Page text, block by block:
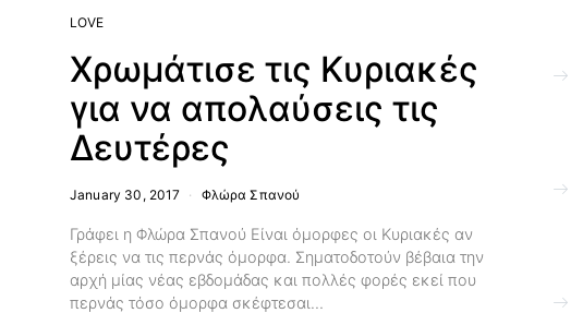
LOVE
Χρωμάτισε τις Κυριακές
για να απολαύσεις τις
Δευτέρες
January 30, 2017 Φλώρα Σπανού
Γράφει η Φλώρα Σπανού Είναι όμορφες οι Κυριακές αν
ξέρεις να τις περνάς όμορφα. Σηματοδοτούν βέβαια την
αρχή μίας νέας εβδομάδας και πολλές φορές εκεί που
περνάς τόσο όμορφα σκέφτεσαι…